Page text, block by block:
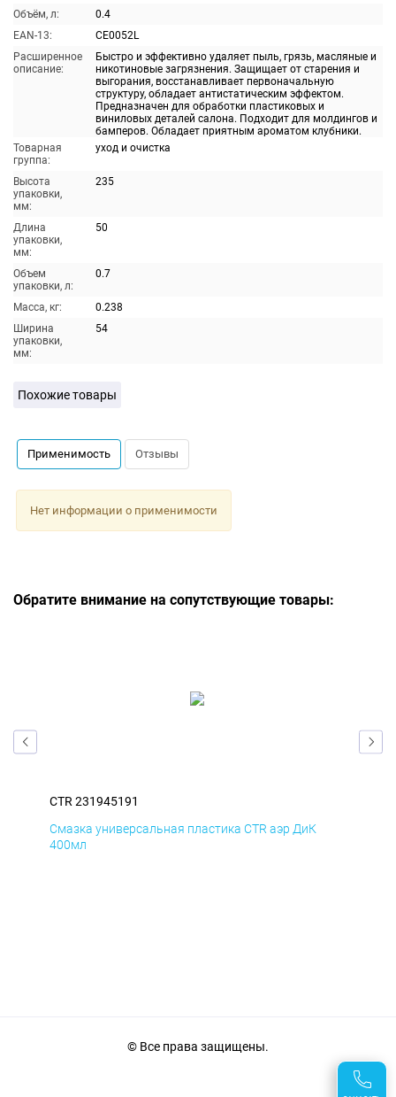
Объём, л:
0.4
EAN-13:
CE0052L
Расширенное
описание:
Быстро и эффективно удаляет пыль, грязь, масляные и
никотиновые загрязнения. Защищает от старения и
выгорания, восстанавливает первоначальную
структуру, обладает антистатическим эффектом.
Предназначен для обработки пластиковых и
виниловых деталей салона. Подходит для молдингов и
бамперов. Обладает приятным ароматом клубники.
Товарная
группа:
уход и очистка
Высота
упаковки,
мм:
235
Длина
упаковки,
мм:
50
Объем
упаковки, л:
0.7
Масса, кг:
0.238
Ширина
упаковки,
мм:
54
Похожие товары
Применимость Отзывы
Нет информации о применимости
Обратите внимание на сопутствующие товары:
CTR 231945191
Смазка универсальная пластика CTR аэр ДиК
400мл
© Все права защищены.